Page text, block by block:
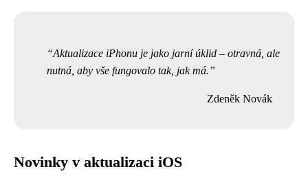
Aktualizace iPhonu je jako jarní úklid – otravná, ale
nutná, aby vše fungovalo tak, jak má.
Zdeněk Novák
Novinky v aktualizaci iOS